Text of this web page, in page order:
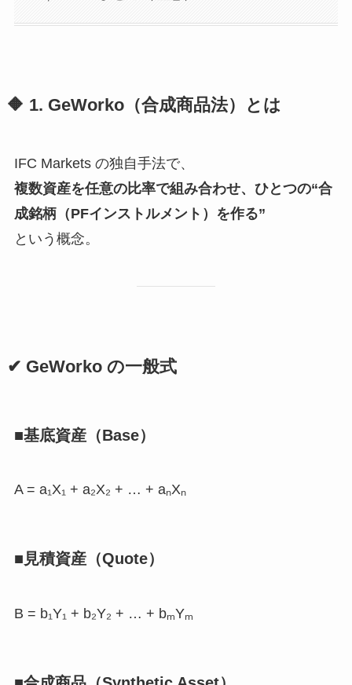
🔶 1. GeWorko（合成商品法）とは
IFC Markets の独自手法で、
複数資産を任意の比率で組み合わせ、ひとつの“合
成銘柄（PFインストルメント）を作る”
という概念。
✔ GeWorko の一般式
■基底資産（Base）
A = a₁X₁ + a₂X₂ + … + aₙXₙ
■見積資産（Quote）
B = b₁Y₁ + b₂Y₂ + … + bₘYₘ